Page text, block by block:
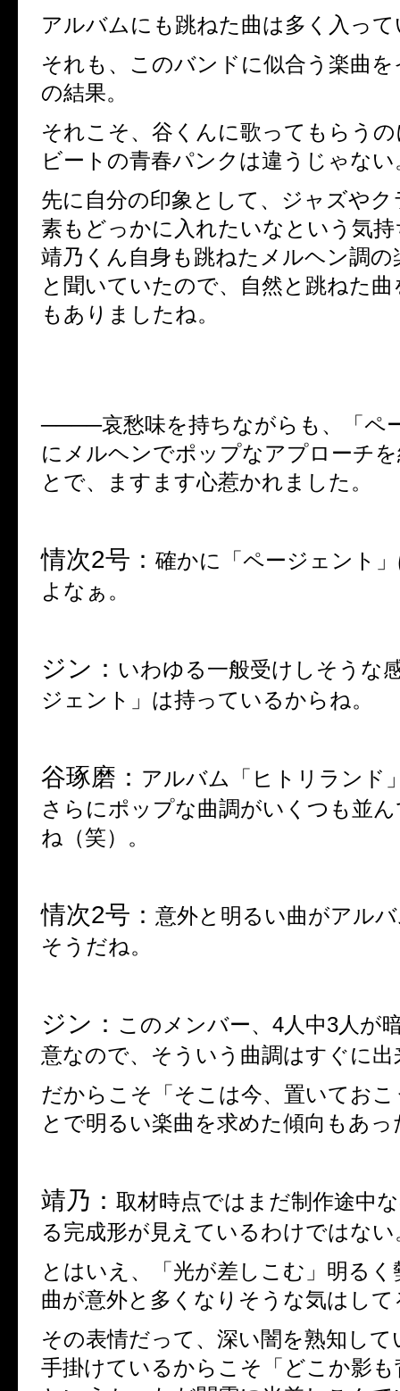
アルバムにも跳ねた曲は多く入っ
それも、このバンドに似合う楽曲
の結果。
それこそ、谷くんに歌ってもらう
ビートの青春パンクは違うじゃない
先に自分の印象として、ジャズや
素もどっかに入れたいなという気
靖乃くん自身も跳ねたメルヘン調の
と 聞いていたので、自然と跳ねた
もありましたね。
────哀愁味を持ちながらも、「ペ
にメルヘンでポップなアプローチ
とで、ますます心惹かれました。
情次2号： 確かに「ページェント
よなぁ。
ジン： いわゆる一般受けしそうな
ジェント」は持っているからね。
谷琢磨： アルバム「ヒトリランド
さらにポップな曲調がいくつも並
ね（笑）。
情次2号： 意外と明るい曲がアル
そうだね。
ジン： このメンバー、4人中3人 が
意なので、そういう曲調はすぐに
だからこそ「そこは今、置いてお
とで明るい楽曲を求めた傾向もあ
靖乃： 取材時点ではまだ制作途中
る完成形が見えているわけではない
とはいえ、「光が差しこむ」明る
曲が意外と多くなりそうな気はして
その表情だって、深い闇を熟知し
手掛けているからこそ「どこか影